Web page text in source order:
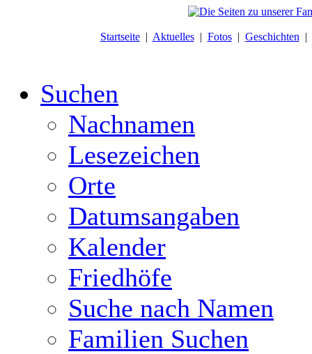
Startseite| Aktuelles| Fotos| Geschichten |
Suchen
Nachnamen
Lesezeichen
Orte
Datumsangaben
Kalender
Friedhöfe
Suche nach Namen
Familien Suchen